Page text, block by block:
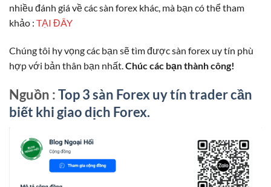
nhiều đánh giá về các sàn forex khác, mà bạn có thể tham
khảo : TẠI ĐÂY
Chúng tôi hy vọng các bạn sẽ tìm được sàn forex uy tín phù
hợp với bản thân bạn nhất.Chúc các bạn thành công!
Nguồn :Top 3 sàn Forex uy tín trader cần
biết khi giao dịch Forex.